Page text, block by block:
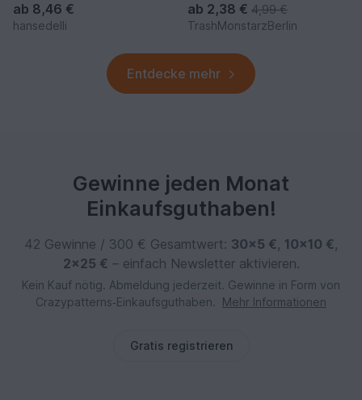
ab 8,46 €
hansedelli
ab 2,38 € 4,99 €
TrashMonstarzBerlin
Entdecke mehr
Gewinne jeden Monat
Einkaufsguthaben!
42 Gewinne / 300 € Gesamtwert: 30×5 €, 10×10 €,
2×25 € – einfach Newsletter aktivieren.
Kein Kauf nötig. Abmeldung jederzeit. Gewinne in Form von
Crazypatterns‑Einkaufsguthaben.
Mehr Informationen
Gratis registrieren